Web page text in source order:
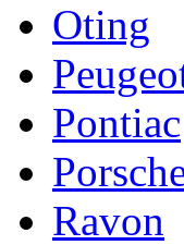
Oting
Pontiac
Ravon